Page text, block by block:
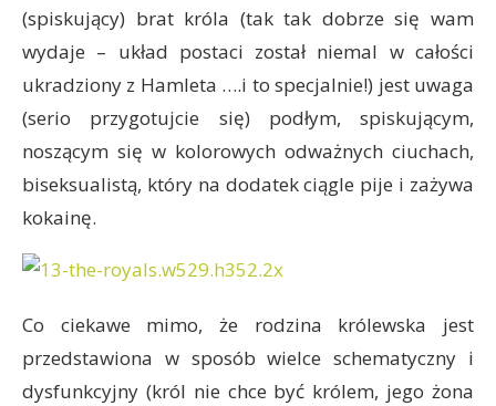
(spiskujący) brat króla (tak tak dobrze się wam
wydaje – układ postaci został niemal w całości
ukradziony z Hamleta ….i to specjalnie!) jest uwaga
(serio przygotujcie się) podłym, spiskującym,
noszącym się w kolorowych odważnych ciuchach,
biseksualistą, który na dodatek ciągle pije i zażywa
kokainę.
Co ciekawe mimo, że rodzina królewska jest
przedstawiona w sposób wielce schematyczny i
dysfunkcyjny (król nie chce być królem, jego żona